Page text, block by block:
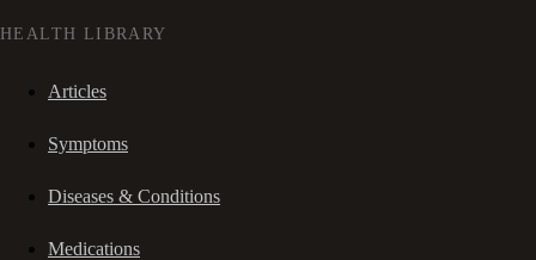
HEALTH LIBRARY
Articles
Symptoms
Diseases & Conditions
Medications